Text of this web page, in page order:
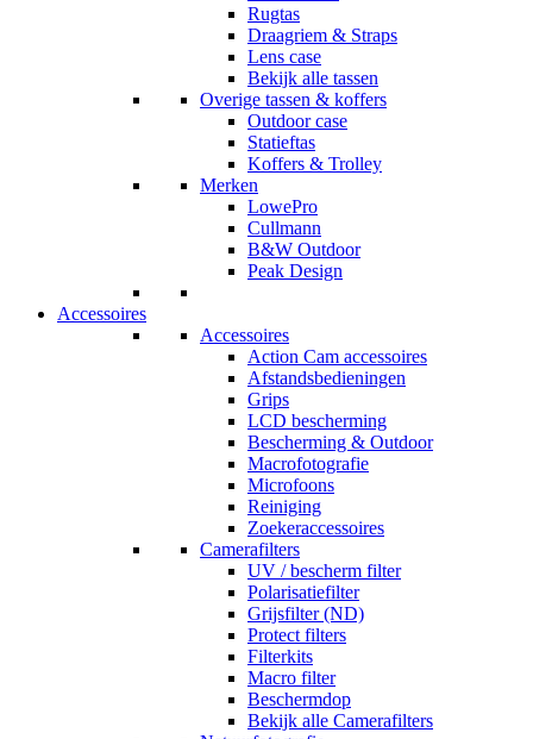
Rugtas
Draagriem & Straps
Lens case
Bekijk alle tassen
Overige tassen & koffers
Outdoor case
Statieftas
Koffers & Trolley
Merken
LowePro
Cullmann
B&W Outdoor
Peak Design
Accessoires
Accessoires
Action Cam accessoires
Afstandsbedieningen
Grips
LCD bescherming
Bescherming & Outdoor
Macrofotografie
Microfoons
Reiniging
Zoekeraccessoires
Camerafilters
UV / bescherm filter
Polarisatiefilter
Grijsfilter (ND)
Protect filters
Filterkits
Macro filter
Beschermdop
Bekijk alle Camerafilters